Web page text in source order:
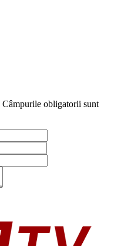
Câmpurile obligatorii sunt